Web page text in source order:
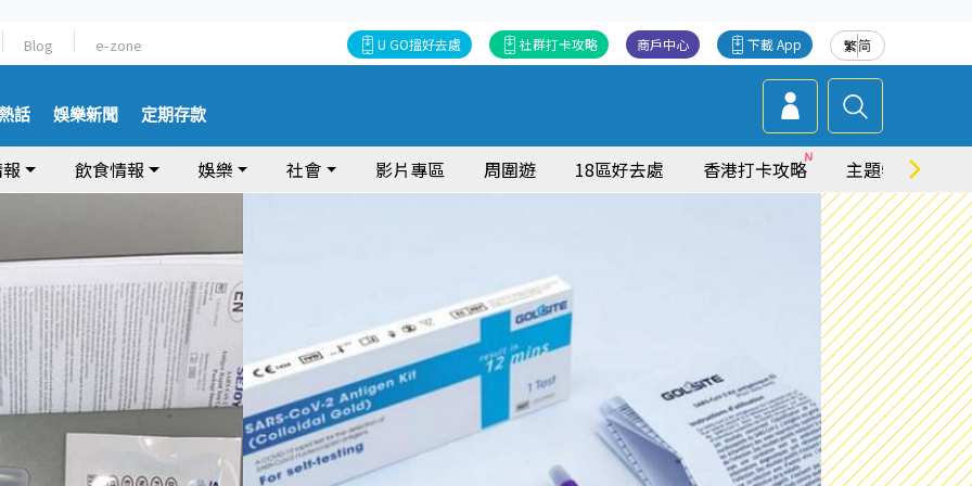
Blog e-zone 繁简
下載 App
商戶中心
社群打卡攻略
U GO搵好去處
話 娛樂新聞 定期存款
飲食情報 娛樂 社會 影片專區 周圍遊 18區好去處 香港打卡攻略 主題特集